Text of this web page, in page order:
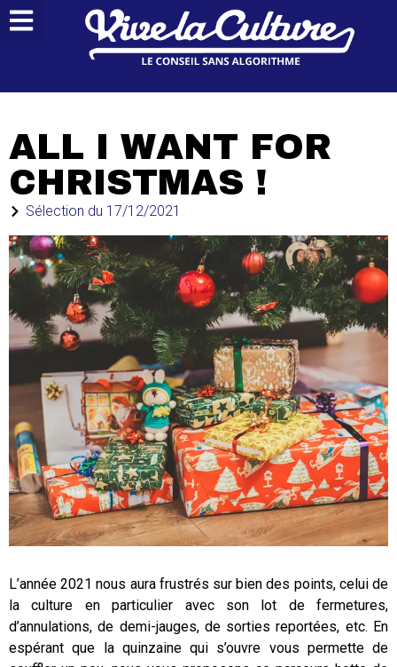
ALL I WANT FOR
CHRISTMAS !
Sélection du 17/12/2021
L’année 2021 nous aura frustrés sur bien des points, celui de
la culture en particulier avec son lot de fermetures,
d’annulations, de demi-jauges, de sorties reportées, etc. En
espérant que la quinzaine qui s’ouvre vous permette de